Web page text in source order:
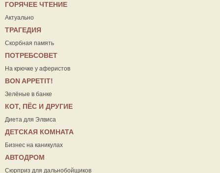
ГОРЯЧЕЕ ЧТЕНИЕ
Актуально
ТРАГЕДИЯ
Скорбная память
ПОТРЕБСОВЕТ
На крючке у аферистов
ВON APPETIT!
Зелёные в банке
КОТ, ПЁС И ДРУГИЕ
Диета для Элвиса
ДЕТСКАЯ КОМНАТА
Бизнес на каникулах
АВТОДРОМ
Сюрприз для дальнобойщиков